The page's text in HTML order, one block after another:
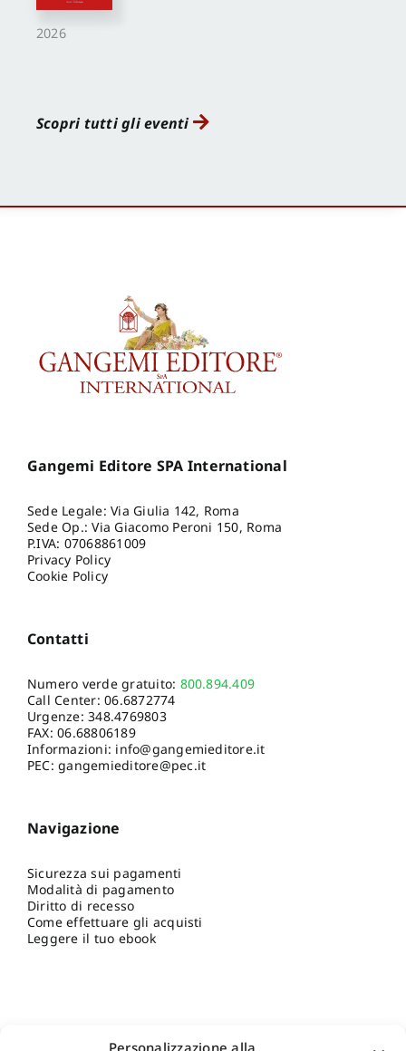
Personalizzazione alla
2026
Scopri tutti gli eventi
Gangemi Editore SPA International
Sede Legale: Via Giulia 142, Roma
Sede Op.: Via Giacomo Peroni 150, Roma
P.IVA: 07068861009
Privacy Policy
Cookie Policy
Contatti
Numero verde gratuito: 800.894.409
Call Center:06.6872774
Urgenze:348.4769803
FAX: 06.68806189
Informazioni: info@gangemieditore.it
PEC: gangemieditore@pec.it
Navigazione
Sicurezza sui pagamenti
Modalità di pagamento
Diritto di recesso
Come effettuare gli acquisti
Leggere il tuo ebook